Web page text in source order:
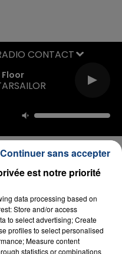
Floor
CONTACT
est notre priorité
data processing based on
Store and/or access
to select advertising; Create
profiles to select personalised
Measure content
statistics or combinations
Continuer sans accepter